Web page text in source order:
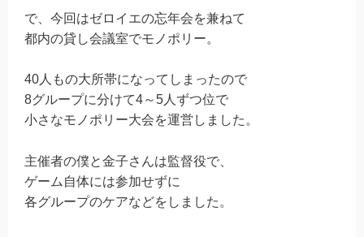
で、今回はゼロイエの忘年会を兼ねて
都内の貸し会議室でモノポリー。
40人もの大所帯になってしまったので
8グループに分けて4～5人ずつ位で
小さなモノポリー大会を運営しました。
主催者の僕と金子さんは監督役で、
ゲーム自体には参加せずに
各グループのケアなどをしました。